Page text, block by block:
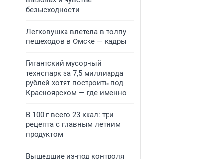
безысходности
Легковушка влетела в толпу
пешеходов в Омске — кадры
Гигантский мусорный
технопарк за 7,5 миллиарда
рублей хотят построить под
Красноярском — где именно
В 100 г всего 23 ккал: три
рецепта с главным летним
продуктом
Вышедшие из-под контроля